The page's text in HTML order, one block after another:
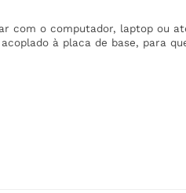
com o computador, laptop ou
à placa de base, para